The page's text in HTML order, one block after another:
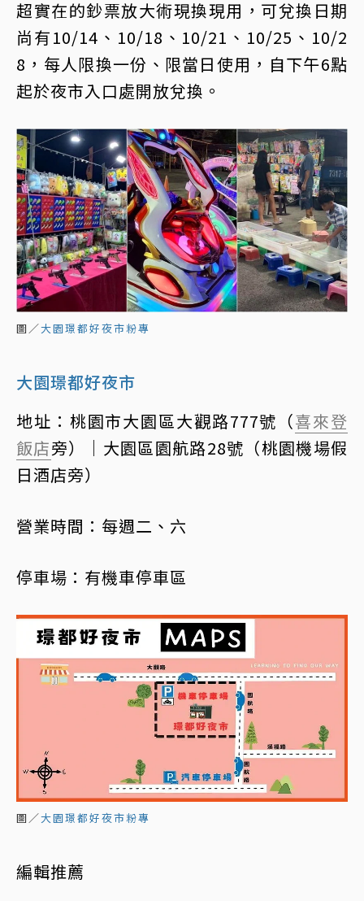
超實在的鈔票放大術現換現用，可兌換日期
尚有10/14、10/18、10/21、10/25、10/2
8，每人限換一份、限當日使用，自下午6點
起於夜市入口處開放兌換。
圖／大園璟都好夜市粉專
大園璟都好夜市
地址：桃園市大園區大觀路777號（喜來登
飯店旁）｜大園區園航路28號（桃園機場假
日酒店旁）
營業時間：每週二、六
停車場：有機車停車區
圖／大園璟都好夜市粉專
編輯推薦